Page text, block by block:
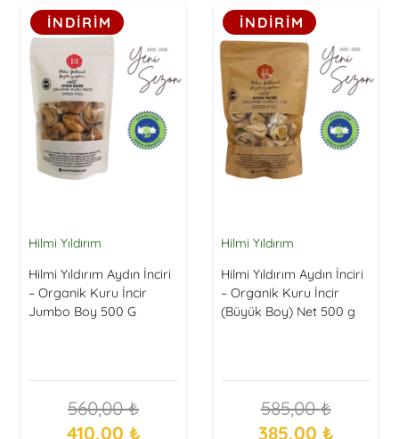
İNDİRİM
Hilmi Yıldırım
Hilmi Yıldırım Aydın İnciri
– Organik Kuru İncir
Jumbo Boy 500 G
560,00₺
Orijinal
410,00 ₺Şu
İNDİRİM
Hilmi Yıldırım
Hilmi Yıldırım Aydın İnciri
– Organik Kuru İncir
(Büyük Boy) Net 500 g
585,00₺
Orijinal
385,00 ₺Şu